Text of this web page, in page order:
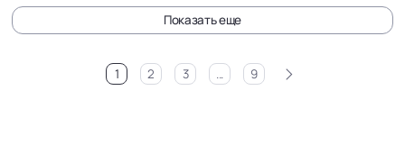
Показать еще
1 2 3 ... 9 >